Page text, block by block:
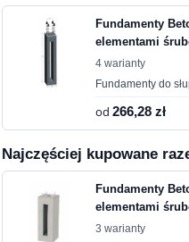
Fundamenty
elementami
4 warianty
Fundamenty do
od266,28 zł
Najczęściej kupowane
Fundamenty
elementami
3 warianty